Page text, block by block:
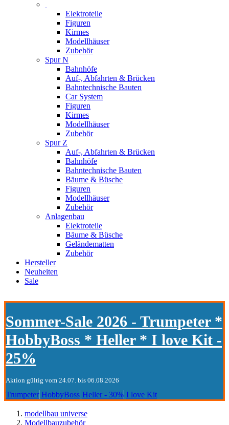
Elektroteile
Figuren
Kirmes
Modellhäuser
Zubehör
Spur N
Bahnhöfe
Auf-, Abfahrten & Brücken
Bahntechnische Bauten
Car System
Figuren
Kirmes
Modellhäuser
Zubehör
Spur Z
Auf-, Abfahrten & Brücken
Bahnhöfe
Bahntechnische Bauten
Bäume & Büsche
Figuren
Modellhäuser
Zubehör
Anlagenbau
Elektroteile
Bäume & Büsche
Geländematten
Zubehör
Hersteller
Neuheiten
Sale
Sommer-Sale 2026 - Trumpeter *
HobbyBoss * Heller * I love Kit -
25%
Aktion gültig vom 24.07. bis 06.08.2026
Trumpeter HobbyBoss Heller - 30% I love Kit
modellbau universe
Modellbauzubehör